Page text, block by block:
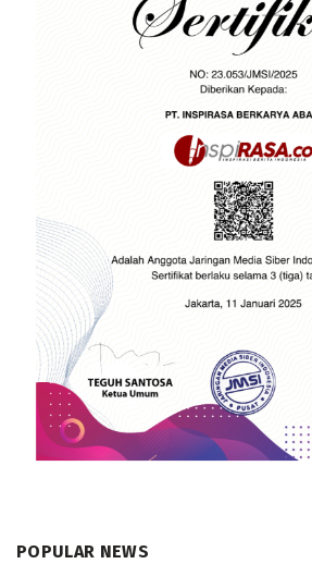
POPULAR NEWS